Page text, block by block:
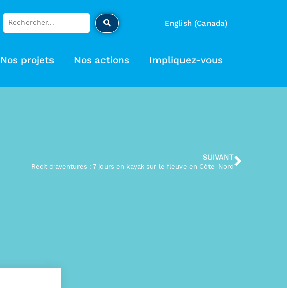
English (Canada)
Nos projets Nos actions Impliquez-vous
SUIVANT
Récit d’aventures : 7 jours en kayak sur le fleuve en Côte-Nord